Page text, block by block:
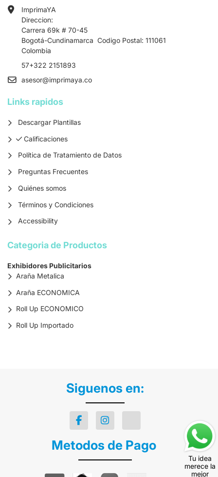
ImprimaYA
Direccion:
Carrera 69k # 70-45
Bogotá-Cundinamarca Codigo Postal: 111061
Colombia
57+322 2151893
asesor@imprimaya.co
Links rapidos
Descargar Plantillas
Calificaciones
Calificaciones
Política de Tratamiento de Datos
Preguntas Frecuentes
Quiénes somos
Términos y Condiciones
Accessibility
Categoria de Productos
Exhibidores Publicitarios
Araña Metalica
Araña ECONOMICA
Roll Up ECONOMICO
Roll Up Importado
Siguenos en:
Metodos de Pago
Tu idea
merece la
mejor